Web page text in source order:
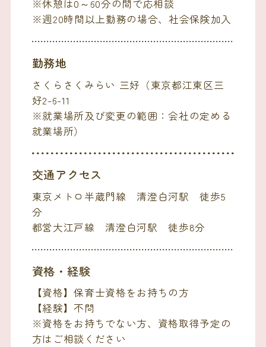
※休憩は0～60分の間で応相談
※週20時間以上勤務の場合、社会保険加入
勤務地
さくらさくみらい 三好（東京都江東区三
好2-6-11
※就業場所及び変更の範囲：会社の定める
就業場所）
交通アクセス
東京メトロ半蔵門線 清澄白河駅 徒歩5
分
都営大江戸線 清澄白河駅 徒歩8分
資格・経験
【資格】保育士資格をお持ちの方
【経験】不問
※資格をお持ちでない方、資格取得予定の
方はご相談ください